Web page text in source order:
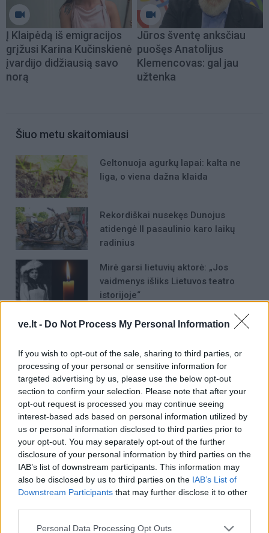
ve.lt - Do Not Process My Personal Information
If you wish to opt-out of the sale, sharing to third parties, or
processing of your personal or sensitive information for
targeted advertising by us, please use the below opt-out
section to confirm your selection. Please note that after your
opt-out request is processed you may continue seeing
interest-based ads based on personal information utilized by
us or personal information disclosed to third parties prior to
your opt-out. You may separately opt-out of the further
disclosure of your personal information by third parties on the
IAB’s list of downstream participants. This information may
also be disclosed by us to third parties on the IAB’s List of
Downstream Participants that may further disclose it to other
Personal Data Processing Opt Outs
Į Klaipėdą iš emigracijos
grįžusi Karina Kučinskienė
įvardijo didžiausią savo
norą
Jūros šventę anksčiau
puošęs Anatolijus
Klemencovas: gal jau
užtenka
Šiuo metu skaitomiausi
Geltonuoja agurkų lapai: kalta ne
liga, o viena dažna klaida
Rekordiškai nusekęs Dunojus
atidengė II pasaulinio karo laikų
radinius
Mirė garsi lietuvių aktorė: „Jos
vaidmenys išliks Lietuvos teatro
istorijoje“
Raktažodžiai
tarša aplinka plastikas užterštumas
Komentarai
Rašyti komentarą
Jūsų vardas